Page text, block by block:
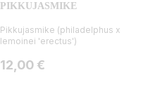
PIKKUJASMIKE
Pikkujasmike (philadelphus x
lemoinei 'erectus')
Hinta
12,00 €